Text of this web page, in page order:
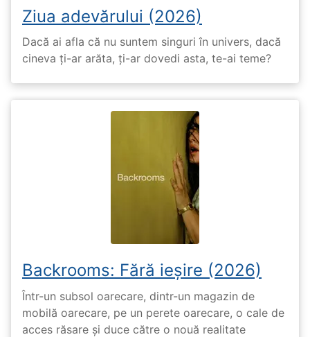
Ziua adevărului (2026)
Dacă ai afla că nu suntem singuri în univers, dacă
cineva ți-ar arăta, ți-ar dovedi asta, te-ai teme?
Backrooms: Fără ieșire (2026)
Într-un subsol oarecare, dintr-un magazin de
mobilă oarecare, pe un perete oarecare, o cale de
acces răsare și duce către o nouă realitate